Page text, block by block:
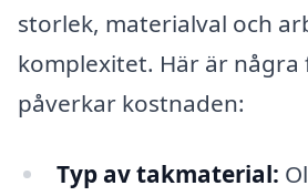
storlek, materialval och
komplexitet. Här är
påverkar kostnaden:
Typ av takmaterial: